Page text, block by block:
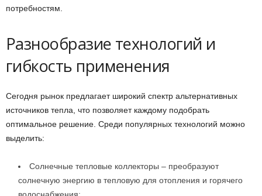
потребностям.
Разнообразие технологий и
гибкость применения
Сегодня рынок предлагает широкий спектр альтернативных
источников тепла, что позволяет каждому подобрать
оптимальное решение. Среди популярных технологий можно
выделить:
Солнечные тепловые коллекторы – преобразуют
солнечную энергию в тепловую для отопления и горячего